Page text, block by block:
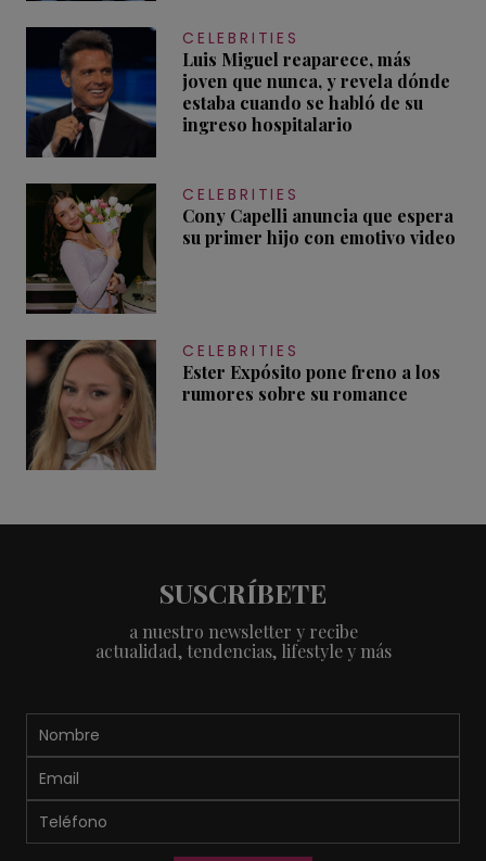
CELEBRITIES
Luis Miguel reaparece, más
joven que nunca, y revela dónde
estaba cuando se habló de su
ingreso hospitalario
CELEBRITIES
Cony Capelli anuncia que espera
su primer hijo con emotivo video
CELEBRITIES
Ester Expósito pone freno a los
rumores sobre su romance
SUSCRÍBETE
a nuestro newsletter y recibe
actualidad, tendencias, lifestyle y más